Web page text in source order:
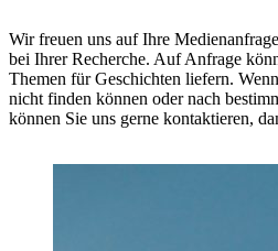
Wir freuen uns auf Ihre
bei Ihrer Recherche. Auf Anfrage
Themen für Geschichten liefern.
nicht finden können oder nach
können Sie uns gerne kontaktieren,